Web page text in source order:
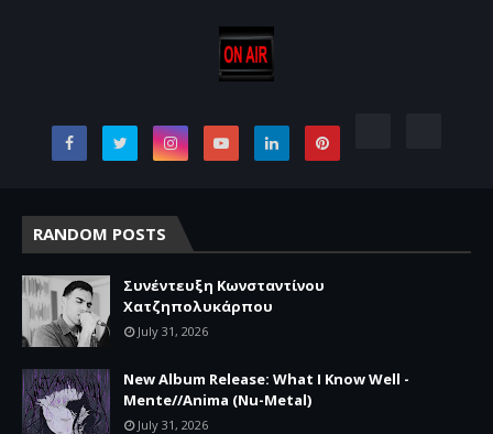
RANDOM POSTS
Συνέντευξη Κωνσταντίνου
Χατζηπολυκάρπου
July 31, 2026
New Album Release: What I Know Well -
Mente//Anima (Nu-Metal)
July 31, 2026